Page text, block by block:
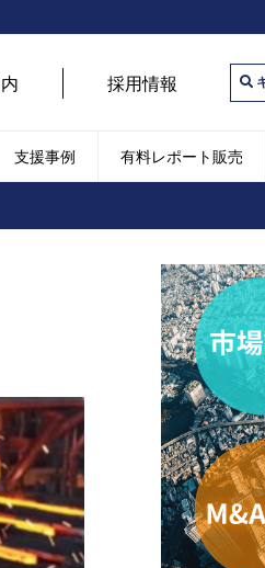
採用情報
支援事例 有料レポート販売
現地パートナー探索
デジタルマーケティ
web広告
ベトナム人材